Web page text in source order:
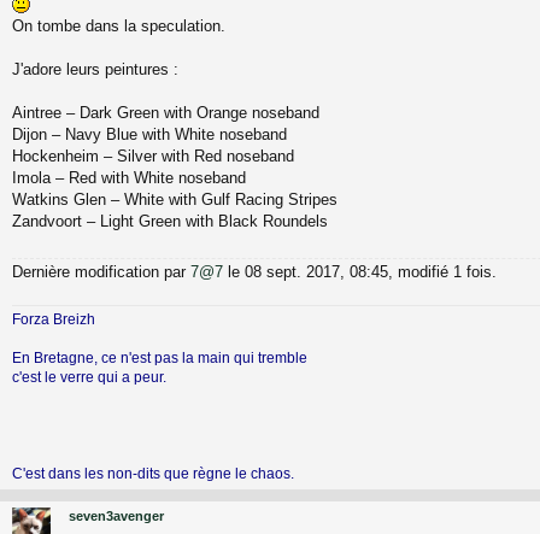
s
s
g
On tombe dans la speculation.
J'adore leurs peintures :
Aintree – Dark Green with Orange noseband
Dijon – Navy Blue with White noseband
Hockenheim – Silver with Red noseband
Imola – Red with White noseband
Watkins Glen – White with Gulf Racing Stripes
Zandvoort – Light Green with Black Roundels
Dernière modification par 7@7 le 08 sept. 2017, 08:45, modifié 1 fois.
Forza Breizh
En Bretagne, ce n'est pas la main qui tremble
c'est le verre qui a peur.
C'est dans les non-dits que règne le chaos.
seven3avenger